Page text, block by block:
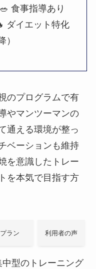
🥗 食事指導あり
ダイエット特化
）
のプログラムで有
やマンツーマンの
通える環境が整っ
ベーションも維持
を意識したトレー
を本気で目指す方
プラン 利用者の声
型のトレーニング